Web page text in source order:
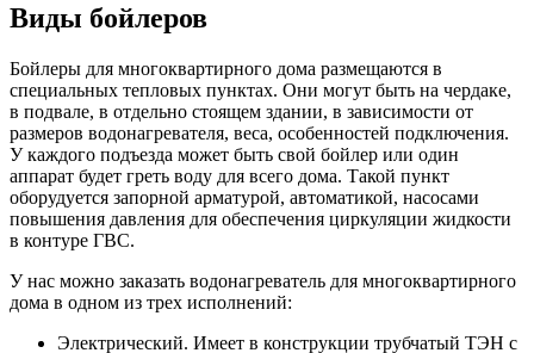
Виды бойлеров
Бойлеры для многоквартирного дома размещаются в
специальных тепловых пунктах. Они могут быть на чердаке,
в подвале, в отдельно стоящем здании, в зависимости от
размеров водонагревателя, веса, особенностей подключения.
У каждого подъезда может быть свой бойлер или один
аппарат будет греть воду для всего дома. Такой пункт
оборудуется запорной арматурой, автоматикой, насосами
повышения давления для обеспечения циркуляции жидкости
в контуре ГВС.
У нас можно заказать водонагреватель для многоквартирного
дома в одном из трех исполнений:
Электрический. Имеет в конструкции трубчатый ТЭН с